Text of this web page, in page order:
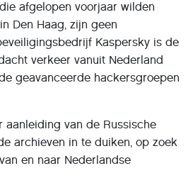
afgelopen voorjaar wilden
Den Haag, zijn geen
Kaspersky is de
verkeer vanuit Nederland
geavanceerde hackersgroepen
aanleiding van de Russische
archieven in te duiken, op zoek
en naar Nederlandse